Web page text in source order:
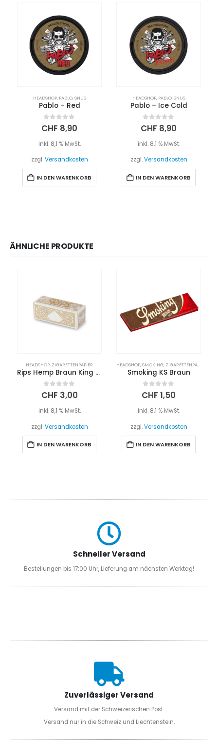
HEADSHOP, PABLO,SNUS
Pablo – Red
0 out of 5
CHF 8,90
inkl. 8,1 % MwSt.
zzgl.Versandkosten
IN DEN WARENKORB
HEADSHOP, PABLO,SNUS
Pablo – Ice Cold
0 out of 5
CHF 8,90
inkl. 8,1 % MwSt.
zzgl.Versandkosten
IN DEN WARENKORB
ÄHNLICHE PRODUKTE
HEADSHOP, ZIGARETTENPAPIER
Rips Hemp Braun King Size
0 out of 5
CHF 3,00
inkl. 8,1 % MwSt.
zzgl.Versandkosten
IN DEN WARENKORB
HEADSHOP,SMOKING, ZIGARETTENPAPIER
Smoking KS Braun
0out of 5
CHF 1,50
inkl. 8,1 % MwSt.
zzgl.Versandkosten
IN DEN WARENKORB
Schneller Versand
Bestellungen bis 17:00 Uhr, Lieferung am nächsten Werktag!
Zuverlässiger Versand
Versand mit der Schweizerischen Post.
Versand nur in die Schweiz und Liechtenstein.